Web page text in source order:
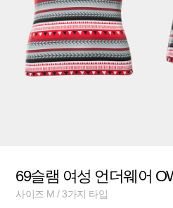
69슬램 여성 언더웨어
사이즈 M / 3가지 타입